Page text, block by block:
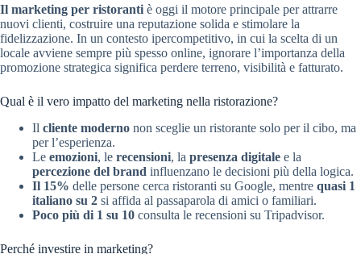
Il marketing per ristoranti è oggi il motore principale per attrarre
nuovi clienti, costruire una reputazione solida e stimolare la
fidelizzazione. In un contesto ipercompetitivo, in cui la scelta di un
locale avviene sempre più spesso online, ignorare l’importanza della
promozione strategica significa perdere terreno, visibilità e fatturato.
Qual è il vero impatto del marketing nella ristorazione?
Il cliente moderno non sceglie un ristorante solo per il cibo, ma
per l’esperienza.
Le emozioni, le recensioni, la presenza digitale e la
percezione del brand influenzano le decisioni più della logica.
Il 15% delle persone cerca ristoranti su Google, mentre quasi 1
italiano su 2 si affida al passaparola di amici o familiari.
Poco più di 1 su 10 consulta le recensioni su Tripadvisor.
Perché investire in marketing?